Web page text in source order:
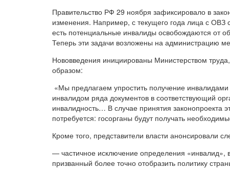
Правительство РФ 29 ноября зафиксировало в
изменения. Например, с текущего года лица с
есть потенциальные инвалиды освобождаются от
Теперь эти задачи возложены на администрацию
Нововведения инициированы Министерством
образом:
«Мы предлагаем упростить получение инвалидами
инвалидом ряда документов в соответствующий
инвалидность… В случае принятия законопроекта
потребуется: госорганы будут получать
Кроме того, представители власти анонсировали
— частичное исключение определения «инвалид»,
призванный более точно отобразить политику